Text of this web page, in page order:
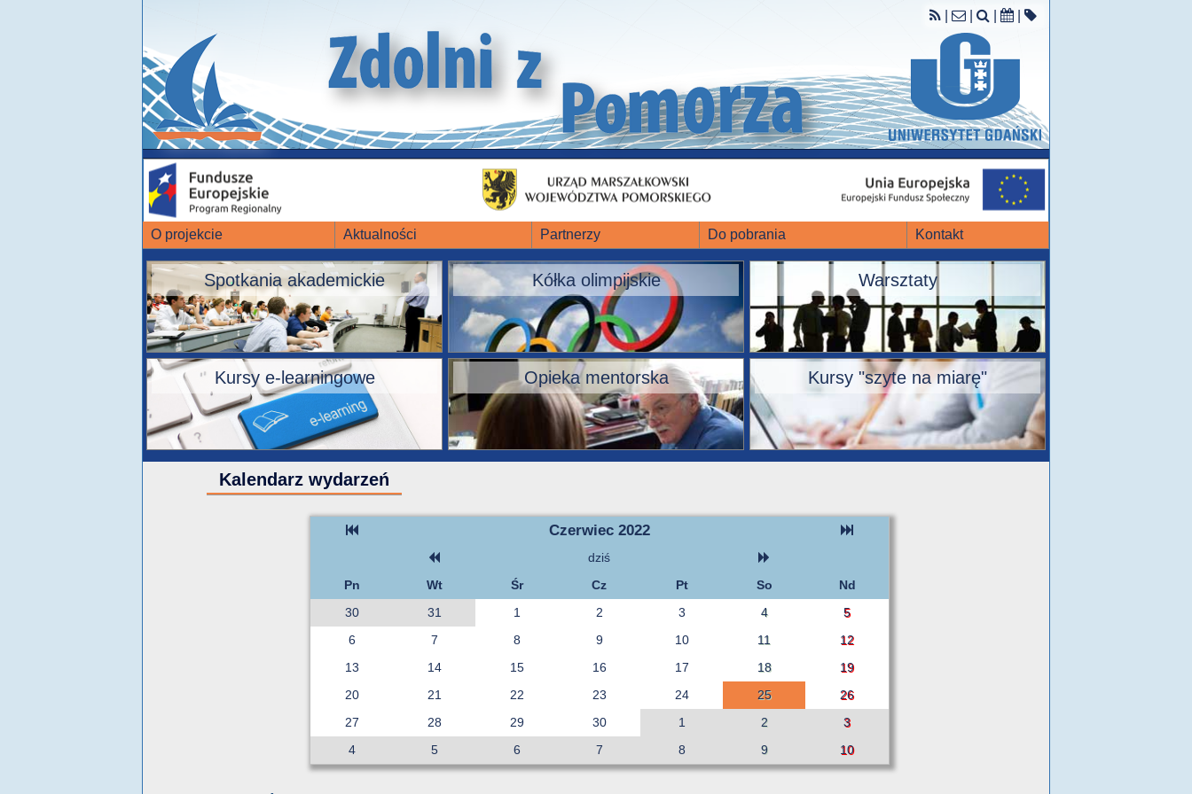
O projekcie Aktualności Partnerzy Do pobrania Kontakt
Spotkania akademickie Kółka olimpijskie Warsztaty
Kursy e-learningowe Opieka mentorska Kursy "szyte na miarę"
Kalendarz wydarzeń
Czerwiec 2022
dziś
Pn
Wt Śr Cz Pt So
Nd
30
31 1 2 3 4
5
6
7 8 9 10 11
12
13
14 15 16 17 18
19
20
21 22 23 24 25
26
27
28 29 30 1 2
3
4
5 6 7 8 9 10